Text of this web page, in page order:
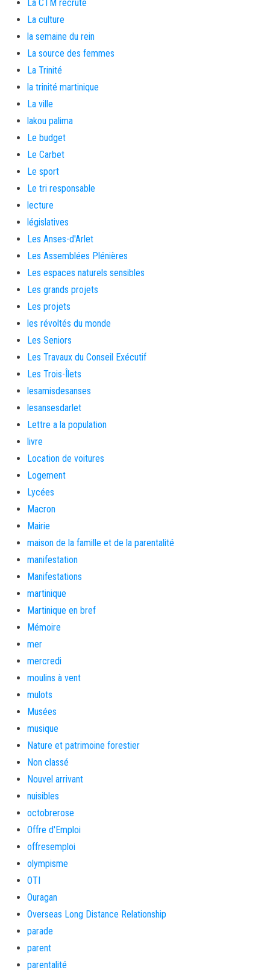
La CTM recrute
La culture
la semaine du rein
La source des femmes
La Trinité
la trinité martinique
La ville
lakou palima
Le budget
Le Carbet
Le sport
Le tri responsable
lecture
législatives
Les Anses-d'Arlet
Les Assemblées Plénières
Les espaces naturels sensibles
Les grands projets
Les projets
les révoltés du monde
Les Seniors
Les Travaux du Conseil Exécutif
Les Trois-Îlets
lesamisdesanses
lesansesdarlet
Lettre a la population
livre
Location de voitures
Logement
Lycées
Macron
Mairie
maison de la famille et de la parentalité
manifestation
Manifestations
martinique
Martinique en bref
Mémoire
mer
mercredi
moulins à vent
mulots
Musées
musique
Nature et patrimoine forestier
Non classé
Nouvel arrivant
nuisibles
octobrerose
Offre d'Emploi
offresemploi
olympisme
OTI
Ouragan
Overseas Long Distance Relationship
parade
parent
parentalité